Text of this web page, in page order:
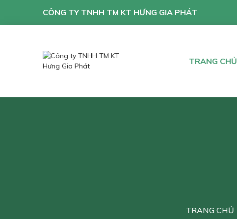
CÔNG TY TNHH TM KT HƯNG GIA PHÁT
TRANG CHỦ
TRANG CHỦ